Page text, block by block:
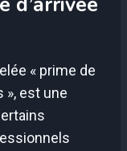
« prime de
», est une